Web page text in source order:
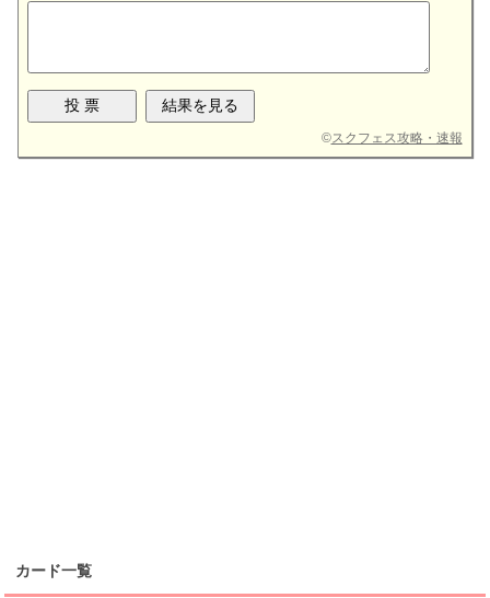
©スクフェス攻略・速報
カード一覧